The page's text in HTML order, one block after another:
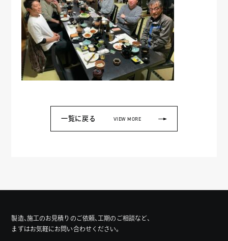
一覧に戻る VIEW MORE
製造、施工のお見積りのご依頼、工期のご相談など、
まずはお気軽にお問い合わせください。